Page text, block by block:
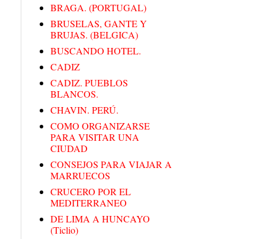
BRAGA. (PORTUGAL)
BRUSELAS, GANTE Y
BRUJAS. (BELGICA)
BUSCANDO HOTEL.
CADIZ
CADIZ. PUEBLOS
BLANCOS.
CHAVIN. PERÚ.
COMO ORGANIZARSE
PARA VISITAR UNA
CIUDAD
CONSEJOS PARA VIAJAR A
MARRUECOS
CRUCERO POR EL
MEDITERRANEO
DE LIMA A HUNCAYO
(Ticlio)